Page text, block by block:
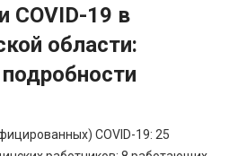
COVID-19 в
области:
COVID-19: 25